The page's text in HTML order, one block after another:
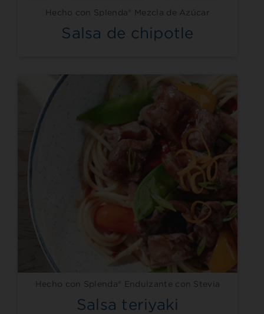
Hecho con Splenda® Mezcla de Azúcar
Salsa de chipotle
Hecho con Splenda® Endulzante con Stevia
Salsa teriyaki